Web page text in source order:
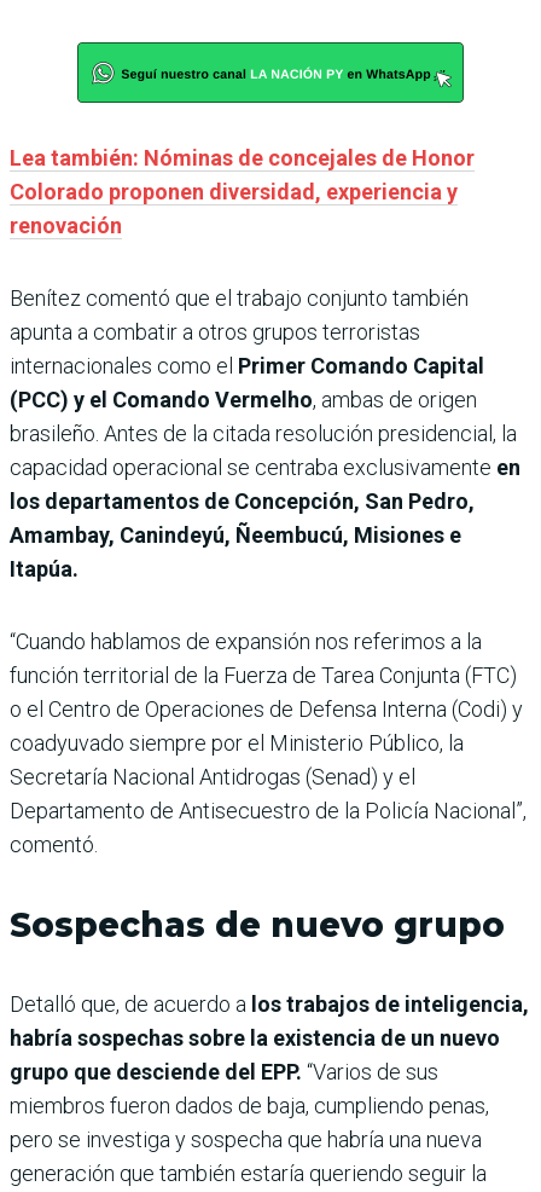
Lea también: Nóminas de concejales de Honor
Colorado proponen diversidad, experiencia y
renovación
Benítez comentó que el trabajo conjunto también
apunta a combatir a otros grupos terroristas
internacionales como el Primer Comando Capital
(PCC) y el Comando Vermelho, ambas de origen
brasileño. Antes de la citada resolución presidencial, la
capacidad operacional se centraba exclusivamente en
los departamentos de Concepción, San Pedro,
Amambay, Canindeyú, Ñeembucú, Misiones e
Itapúa.
“Cuando hablamos de expansión nos referimos a la
función territorial de la Fuerza de Tarea Conjunta (FTC)
o el Centro de Operaciones de Defensa Interna (Codi) y
coadyuvado siempre por el Ministerio Público, la
Secretaría Nacional Antidrogas (Senad) y el
Departamento de Antisecuestro de la Policía Nacional”,
comentó.
Sospechas de nuevo grupo
Detalló que, de acuerdo a los trabajos de inteligencia,
habría sospechas sobre la existencia de un nuevo
grupo que desciende del EPP. “Varios de sus
miembros fueron dados de baja, cumpliendo penas,
pero se investiga y sospecha que habría una nueva
generación que también estaría queriendo seguir la